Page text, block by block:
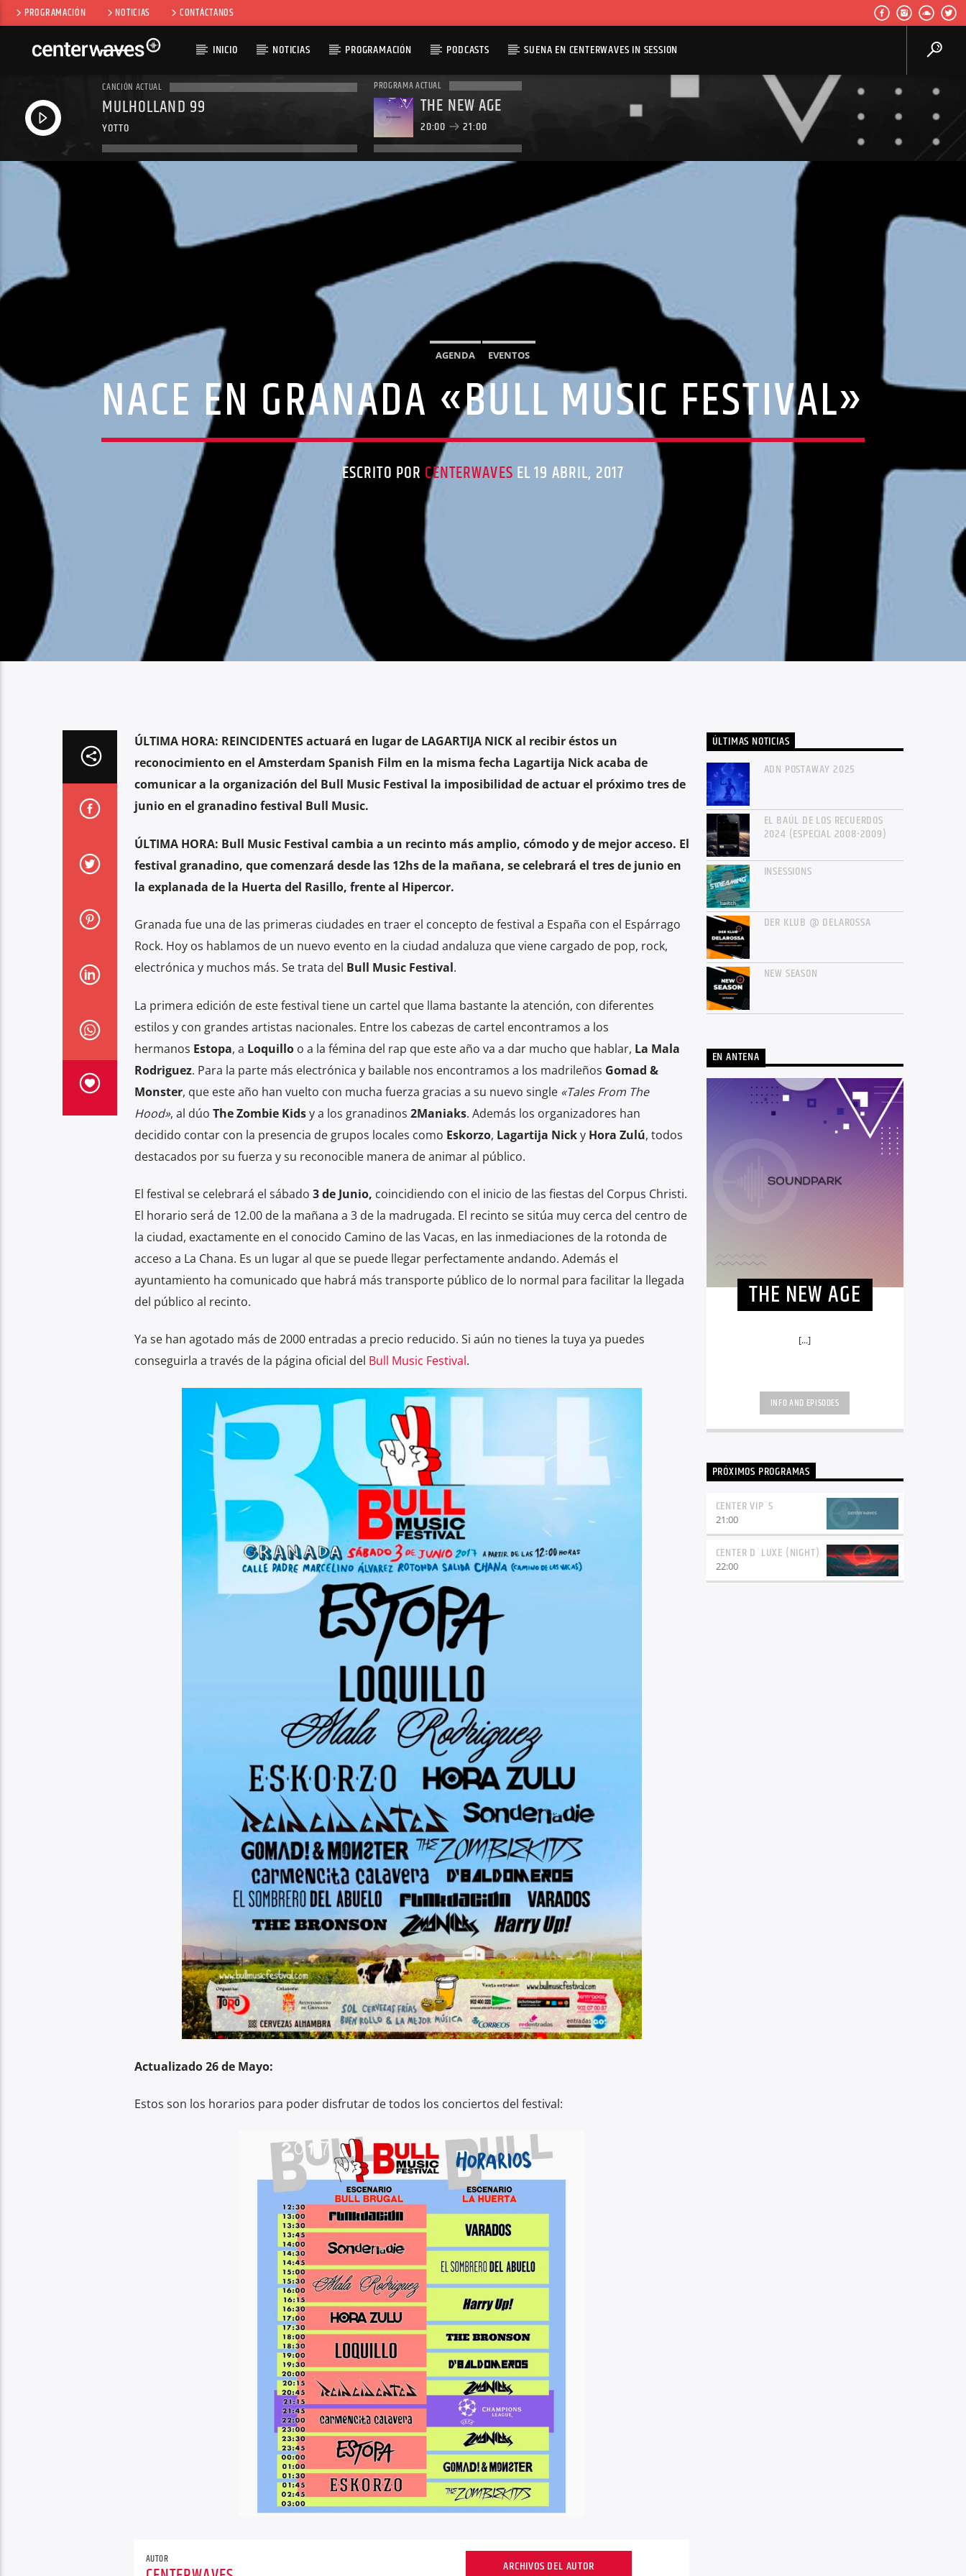
PROGRAMACIÓN NOTICIAS CONTÁCTANOS
INICIO NOTICIAS PROGRAMACIÓN PODCASTS SUENA EN CENTERWAVES IN SESSION
CANCIÓN ACTUAL
MULHOLLAND 99
YOTTO
PROGRAMA ACTUAL
THE NEW AGE
20:00 21:00
AGENDA EVENTOS
NACE EN GRANADA «BULL MUSIC FESTIVAL»
ESCRITO POR CENTERWAVES EL 19 ABRIL, 2017
ÚLTIMA HORA: REINCIDENTES actuará en lugar de LAGARTIJA NICK al recibir éstos un
reconocimiento en el Amsterdam Spanish Film en la misma fecha Lagartija Nick acaba de
comunicar a la organización del Bull Music Festival la imposibilidad de actuar el próximo tres de
junio en el granadino festival Bull Music.
ÚLTIMA HORA: Bull Music Festival cambia a un recinto más amplio, cómodo y de mejor acceso. El
festival granadino, que comenzará desde las 12hs de la mañana, se celebrará el tres de junio en
la explanada de la Huerta del Rasillo, frente al Hipercor.
Granada fue una de las primeras ciudades en traer el concepto de festival a España con el Espárrago
Rock. Hoy os hablamos de un nuevo evento en la ciudad andaluza que viene cargado de pop, rock,
electrónica y muchos más. Se trata del Bull Music Festival.
La primera edición de este festival tiene un cartel que llama bastante la atención, con diferentes
estilos y con grandes artistas nacionales. Entre los cabezas de cartel encontramos a los
hermanos Estopa, a Loquilloo a la fémina del rap que este año va a dar mucho que hablar, La Mala
Rodriguez. Para la parte más electrónica y bailable nos encontramos a los madrileños Gomad &
Monster, que este año han vuelto con mucha fuerza gracias a su nuevo single «Tales From The
Hood», al dúo The Zombie Kidsy a los granadinos 2Maniaks. Además los organizadores han
decidido contar con la presencia de grupos locales como Eskorzo, Lagartija Nicky Hora Zulú, todos
destacados por su fuerza y su reconocible manera de animar al público.
El festival se celebrará el sábado 3 de Junio, coincidiendo con el inicio de las fiestas del Corpus Christi.
El horario será de 12.00 de la mañana a 3 de la madrugada. El recinto se sitúa muy cerca del centro de
la ciudad, exactamente en el conocido Camino de las Vacas, en las inmediaciones de la rotonda de
acceso a La Chana. Es un lugar al que se puede llegar perfectamente andando. Además el
ayuntamiento ha comunicado que habrá más transporte público de lo normal para facilitar la llegada
del público al recinto.
Ya se han agotado más de 2000 entradas a precio reducido. Si aún no tienes la tuya ya puedes
conseguirla a través de la página oficial del Bull Music Festival.
Actualizado 26 de Mayo:
Estos son los horarios para poder disfrutar de todos los conciertos del festival:
AUTOR ARCHIVOS DEL AUTOR
ÚLTIMAS NOTICIAS
ADN POSTAWAY 2025
EL BAÚL DE LOS RECUERDOS
2024 (ESPECIAL 2008-2009)
INSESSIONS
DER KLUB @ DELAROSSA
NEW SEASON
EN ANTENA
THE NEW AGE
[...]
INFO AND EPISODES
PRÓXIMOS PROGRAMAS
CENTER VIP´S
21:00
CENTER D´LUXE (NIGHT)
22:00